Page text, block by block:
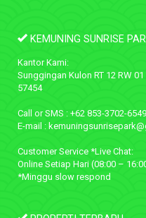
KEMUNING SUNRISE
Kantor Kami:
Sunggingan Kulon RT 12 RW
57454
Call or SMS : +62 853-3702-
E-mail :
Customer Service *Live Chat:
Online Setiap Hari (08:00 –
*Minggu slow respond